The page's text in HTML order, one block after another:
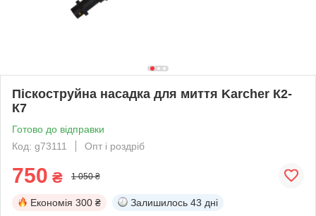
Піскоструйна насадка для миття Karcher К2-
К7
Готово до відправки
Код: g73111
Опт і роздріб
750 ₴ 1 050 ₴
Економія 300 ₴ Залишилось 43 дні